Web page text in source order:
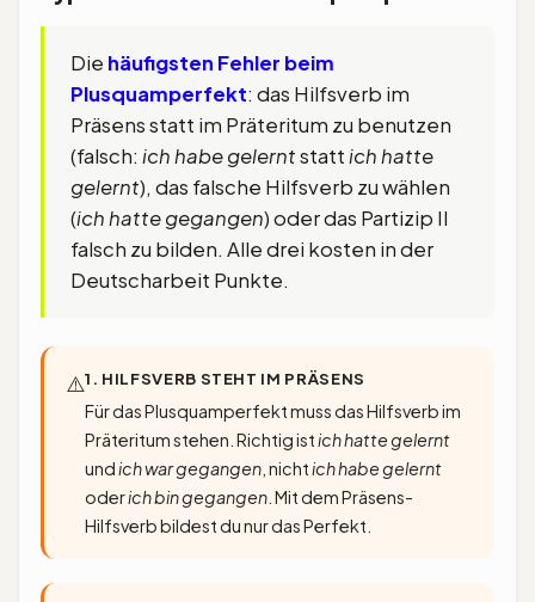
Die häufigsten Fehler beim
Plusquamperfekt: das Hilfsverb im
Präsens statt im Präteritum zu benutzen
(falsch: ich habe gelerntstattich hatte
gelernt), das falsche Hilfsverb zu wählen
(ich hatte gegangen) oder das Partizip II
falsch zu bilden. Alle drei kosten in der
Deutscharbeit Punkte.
⚠️1. HILFSVERB STEHT IM PRÄSENS
Für das Plusquamperfekt muss das Hilfsverb im
Präteritum stehen. Richtig istich hatte gelernt
undich war gegangen , nichtich habe gelernt
oderich bin gegangen . Mit dem Präsens-
Hilfsverb bildest du nur das Perfekt.